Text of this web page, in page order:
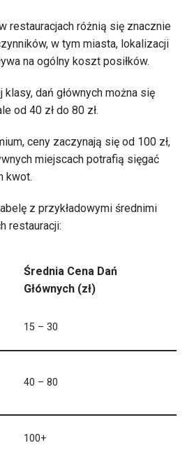
restauracjach różnią się znacznie
w tym miasta, lokalizacji
na ogólny koszt posiłków.
dań głównych można się
od 40 zł do 80 zł.
ceny zaczynają się od 100 zł,
miejscach potrafią sięgać
kwot.
z przykładowymi średnimi
restauracji:
Średnia Cena Dań
Głównych (zł)
15 – 30
40 – 80
100+